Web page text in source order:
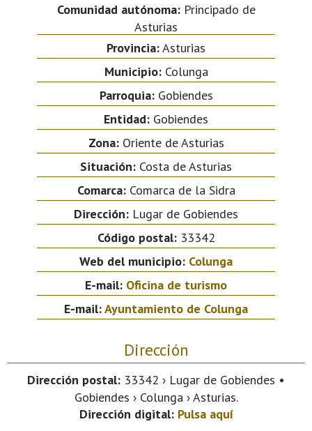
Comunidad autónoma:Principado de
Asturias
Provincia:Asturias
Municipio:Colunga
Parroquia:Gobiendes
Entidad: Gobiendes
Zona:Oriente de Asturias
Situación: Costa de Asturias
Comarca:Comarca de la Sidra
Dirección: Lugar de Gobiendes
Código postal:33342
Web del municipio: Colunga
E-mail: Oficina de turismo
E-mail:Ayuntamiento de Colunga
Dirección
Dirección postal: 33342 › Lugar de Gobiendes •
Gobiendes › Colunga › Asturias.
Dirección digital: Pulsa aquí